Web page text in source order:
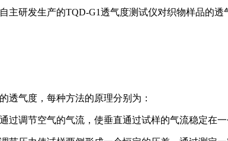
主研发生产的TQD-G1透气度测试仪对织物样品的透
透气度，每种方法的原理分别为：
过调节空气的气流，使垂直通过试样的气流稳定在